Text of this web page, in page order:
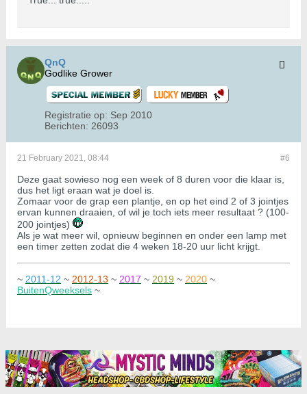
QnQ
Godlike Grower
Registratie op: Sep 2010
Berichten: 26093
#6
21 February 2021, 08:44
Deze gaat sowieso nog een week of 8 duren voor die klaar is,
dus het ligt eraan wat je doel is.
Zomaar voor de grap een plantje, en op het eind 2 of 3 jointjes
ervan kunnen draaien, of wil je toch iets meer resultaat ? (100-
200 jointjes)
Als je wat meer wil, opnieuw beginnen en onder een lamp met
een timer zetten zodat die 4 weken 18-20 uur licht krijgt.
~ 2011-12 ~ 2012-13 ~ 2017 ~ 2019 ~ 2020 ~
BuitenQweeksels ~